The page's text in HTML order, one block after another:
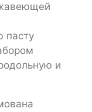
пасту
и